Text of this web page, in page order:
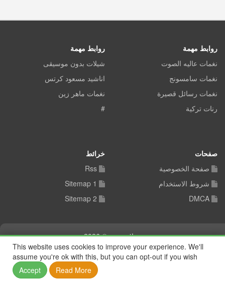
This website uses cookies to improve your experience. We'll
assume you're ok with this, but you can opt-out if you wish
Accept
Read More
روابط مهمة
نغمات عاليه الصوت
نغمات سامسونج
نغمات رسائل قصيرة
رنات تركية
روابط مهمة
شيلات بدون موسيقى
اناشيد مسعود كرتس
نغمات ماهر زين
#
صفحات
صفحة الخصوصية
شروط الاستخدام
DMCA
خرائط
Rss
Sitemap 1
Sitemap 2
شيلات توب © 2026